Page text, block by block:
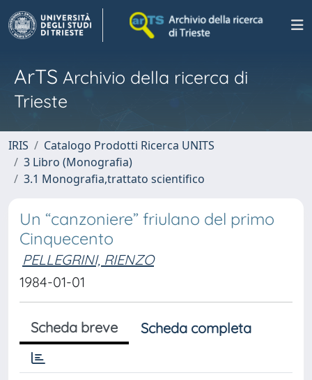
ArTS Archivio della ricerca di
Trieste
IRIS
Catalogo Prodotti Ricerca UNITS
3 Libro (Monografia)
3.1 Monografia,trattato scientifico
Un “canzoniere” friulano del primo
Cinquecento
PELLEGRINI, RIENZO
1984-01-01
Scheda breve Scheda completa